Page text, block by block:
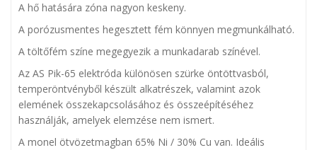
A hő hatására zóna nagyon keskeny.
A porózusmentes hegesztett fém könnyen megmunkálható.
A töltőfém színe megegyezik a munkadarab színével.
Az AS Pik-65 elektróda különösen szürke öntöttvasból,
temperöntvényből készült alkatrészek, valamint azok
elemének összekapcsolásához és összeépítéséhez
használják, amelyek elemzése nem ismert.
A monel ötvözetmagban 65% Ni / 30% Cu van. Ideális